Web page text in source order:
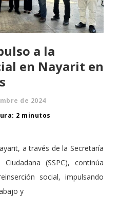
a la
en Nayarit en
de 2024
2 minutos
a través de la Secretaría
(SSPC), continúa
social, impulsando
y